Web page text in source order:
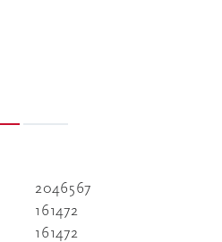
2046567
161472
161472